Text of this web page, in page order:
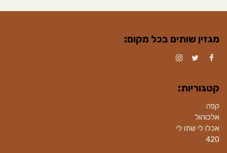
מגזין שותים בכל מקום:
קטגוריות:
קפה
אלכוהול
אכלו לי שתו לי
420